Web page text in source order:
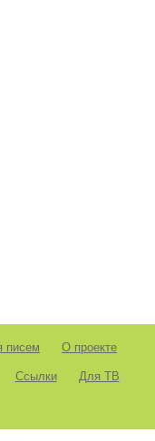
писем О проекте
Ссылки Для ТВ